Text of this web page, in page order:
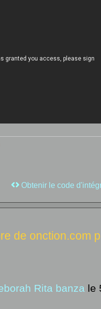
Obtenir le code
de onction.com
Rita banza le